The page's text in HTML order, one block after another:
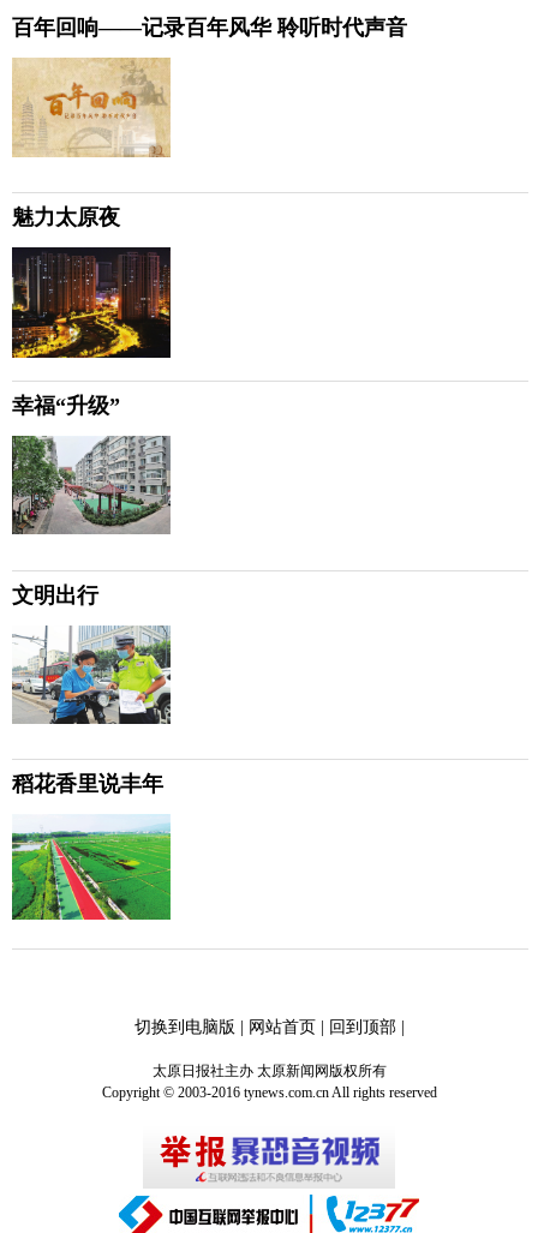
百年回响——记录百年风华 聆听时代声音
魅力太原夜
幸福“升级”
文明出行
稻花香里说丰年
切换到电脑版 | 网站首页| 回到顶部|
太原日报社主办 太原新闻网版权所有
Copyright © 2003-2016 tynews.com.cn All rights reserved